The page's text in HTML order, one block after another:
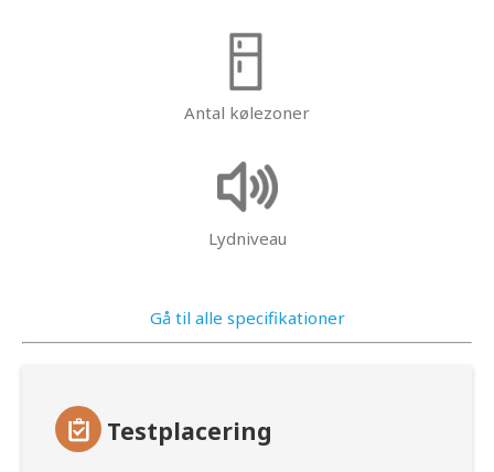
Antal kølezoner
Lydniveau
Gå til alle specifikationer
Testplacering